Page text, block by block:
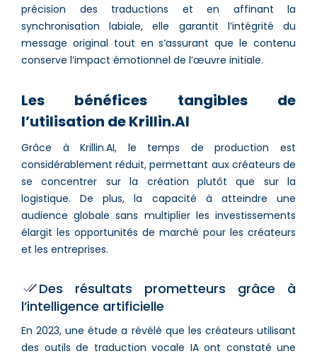
précision des traductions et en affinant la
synchronisation labiale, elle garantit l’intégrité du
message original tout en s’assurant que le contenu
conserve l’impact émotionnel de l’œuvre initiale.
Les bénéfices tangibles de
l’utilisation de Krillin.AI
Grâce à Krillin.AI, le temps de production est
considérablement réduit, permettant aux créateurs de
se concentrer sur la création plutôt que sur la
logistique. De plus, la capacité à atteindre une
audience globale sans multiplier les investissements
élargit les opportunités de marché pour les créateurs
et les entreprises.
Des résultats prometteurs grâce à
l’intelligence artificielle
En 2023, une étude a révélé que les créateurs utilisant
des outils de traduction vocale IA ont constaté une